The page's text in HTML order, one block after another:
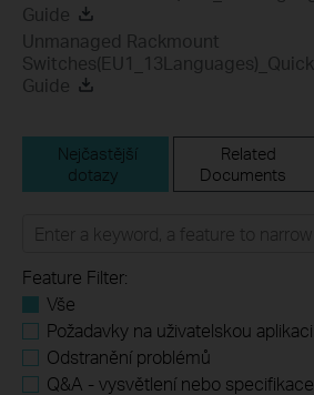
Guide
Unmanaged Rackmount
Guide
Nejčastější
dotazy
Related
Documents
Feature Filter:
Vše
Požadavky na uživatelskou aplikaci
Odstranění problémů
Q&A - vysvětlení nebo